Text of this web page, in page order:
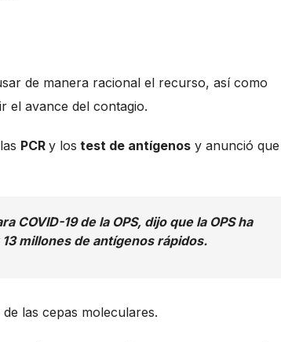
de manera racional el recurso, así como
el avance del contagio.
PCR y los test de antígenos y anunció
COVID-19 de la OPS, dijo que la OPS ha
millones de antígenos rápidos.
de las cepas moleculares.